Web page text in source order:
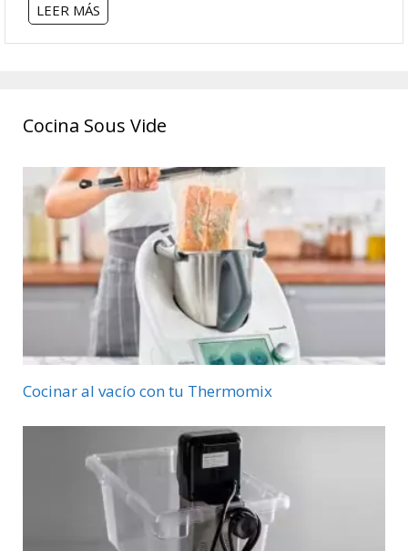
LEER MÁS
Cocina Sous Vide
Cocinar al vacío con tu Thermomix